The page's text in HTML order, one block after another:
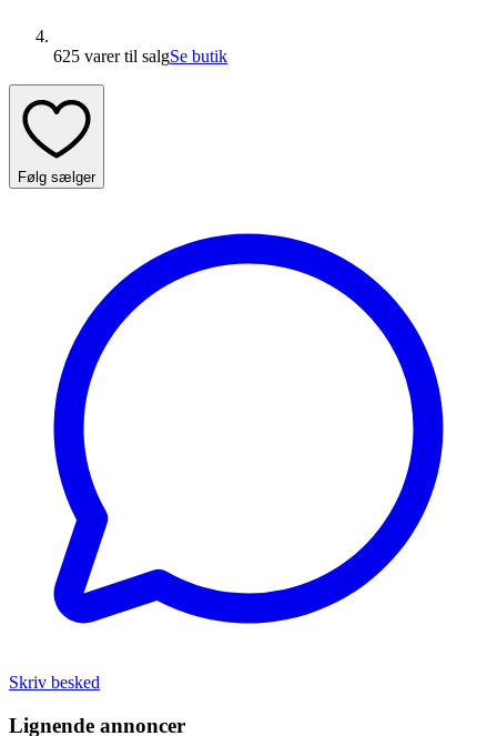
625 varertil salgSe butik
Følg sælger
Skriv besked
Lignende annoncer